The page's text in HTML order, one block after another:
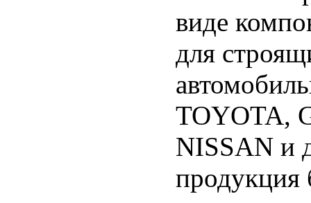
виде
для
TOYOTA,
NISSAN и
продукция